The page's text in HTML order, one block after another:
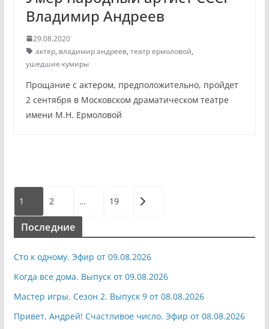
Владимир Андреев
29.08.2020
актер, владимир андреев, театр ермоловой,
ушедшие кумиры
Прощание с актером, предположительно, пройдет
2 сентября в Московском драматическом театре
имени М.Н. Ермоловой
Пагинация
записей
1 2 … 19
Последние
Сто к одному. Эфир от 09.08.2026
Когда все дома. Выпуск от 09.08.2026
Мастер игры. Сезон 2. Выпуск 9 от 08.08.2026
Привет, Андрей! Счастливое число. Эфир от 08.08.2026